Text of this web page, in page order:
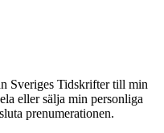
Sveriges Tidskrifter till min
eller sälja min personliga
prenumerationen.